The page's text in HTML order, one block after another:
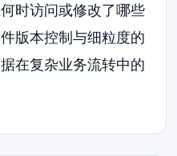
时访问或修改了哪些
版本控制与细粒度的
在复杂业务流转中的